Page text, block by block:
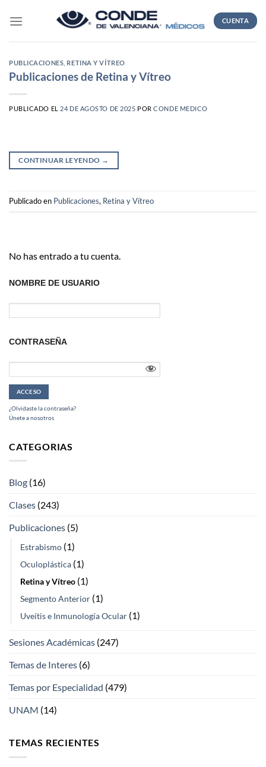
CUENTA
PUBLICACIONES RETINA Y VÍTREO
Publicaciones de Retina y Vítreo
PUBLICADO EL 24 DE AGOSTO DE 2025 PORCONDE MEDICO
CONTINUAR LEYENDO →
Publicado en Publicaciones, Retina y Vítreo
No has entrado a tu cuenta.
NOMBRE DE USUARIO
CONTRASEÑA
¿Olvidaste la contraseña?
Únete a nosotros
CATEGORIAS
Blog (16)
Clases (243)
Publicaciones (5)
Estrabismo (1)
Oculoplástica (1)
Retina y Vítreo (1)
Segmento Anterior (1)
Uveítis e Inmunología Ocular (1)
Sesiones Académicas (247)
Temas de Interes (6)
Temas por Especialidad (479)
UNAM (14)
TEMAS RECIENTES